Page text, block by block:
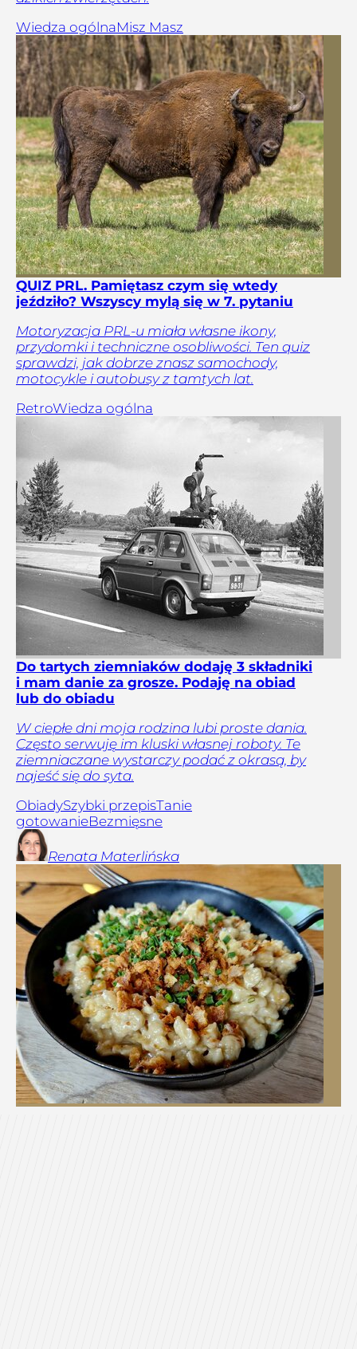
Wiedza ogólnaMisz Masz
QUIZ PRL. Pamiętasz czym się wtedy
jeździło? Wszyscy mylą się w 7. pytaniu
Motoryzacja PRL-u miała własne ikony,
przydomki i techniczne osobliwości. Ten quiz
sprawdzi, jak dobrze znasz samochody,
motocykle i autobusy z tamtych lat.
RetroWiedza ogólna
Do tartych ziemniaków dodaję 3 składniki
i mam danie za grosze. Podaję na obiad
lub do obiadu
W ciepłe dni moja rodzina lubi proste dania.
Często serwuję im kluski własnej roboty. Te
ziemniaczane wystarczy podać z okrasą, by
najeść się do syta.
ObiadySzybki przepisTanie
gotowanieBezmięsne
Renata Materlińska